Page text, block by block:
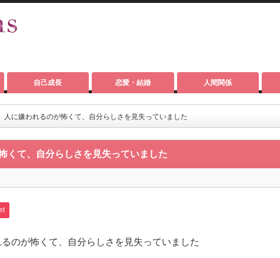
自己成長 恋愛・結婚 人間関係
人に嫌われるのが怖くて、自分らしさを見失っていました
くて、自分らしさを見失っていました
のが怖くて、自分らしさを見失っていました